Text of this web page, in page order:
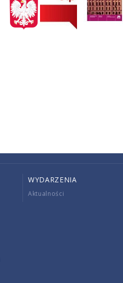
WYDARZENIA
Aktualności